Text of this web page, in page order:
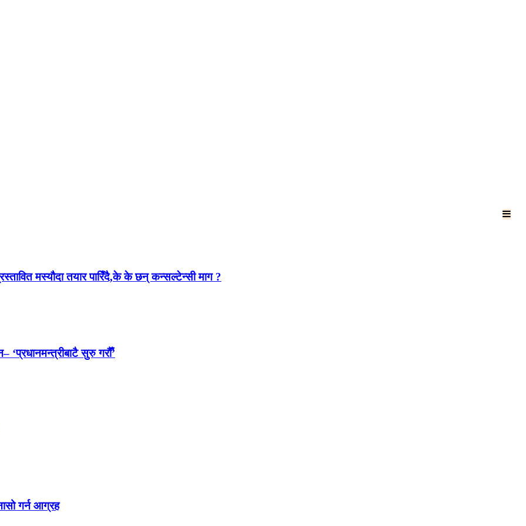
मस्यौदा तयार पारिँदै,के के छन् कन्सल्टेन्सी माग ?
‘प्रधानमन्त्रीबाटै सुरु गरौँ’
गर्न आग्रह